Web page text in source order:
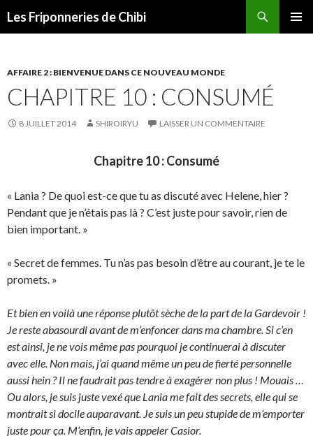
Les Friponneries de Chibi
AFFAIRE 2 : BIENVENUE DANS CE NOUVEAU MONDE
CHAPITRE 10 : CONSUMÉ
8 JUILLET 2014 SHIROIRYU LAISSER UN COMMENTAIRE
Chapitre 10 : Consumé
« Lania ? De quoi est-ce que tu as discuté avec Helene, hier ?
Pendant que je n’étais pas là ? C’est juste pour savoir, rien de
bien important. »
« Secret de femmes. Tu n’as pas besoin d’être au courant, je te le
promets. »
Et bien en voilà une réponse plutôt sèche de la part de la Gardevoir !
Je reste abasourdi avant de m’enfoncer dans ma chambre. Si c’en
est ainsi, je ne vois même pas pourquoi je continuerai à discuter
avec elle. Non mais, j’ai quand même un peu de fierté personnelle
aussi hein ? Il ne faudrait pas tendre à exagérer non plus ! Mouais …
Ou alors, je suis juste vexé que Lania me fait des secrets, elle qui se
montrait si docile auparavant. Je suis un peu stupide de m’emporter
juste pour ça. M’enfin, je vais appeler Casior.